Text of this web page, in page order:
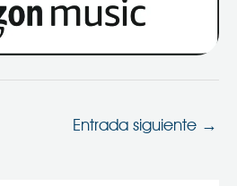
Entrada siguiente →